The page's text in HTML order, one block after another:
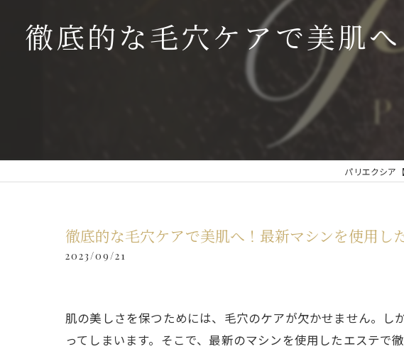
徹底的な毛穴ケアで美肌
パリエクシア
徹底的な毛穴ケアで美肌へ！最新マシンを使用し
2023/09/21
肌の美しさを保つためには、毛穴のケアが欠かせません。
ってしまいます。そこで、最新のマシンを使用したエステ